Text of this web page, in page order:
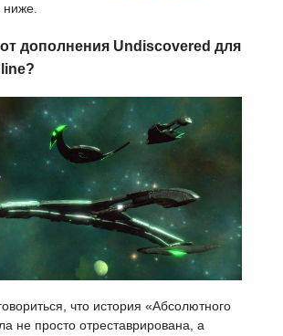
дополнения Undiscovered для
что история «Абсолютного
не просто отреставрирована, а